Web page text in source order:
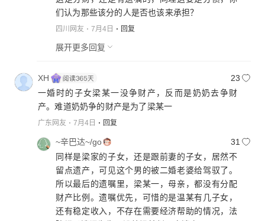
们认为那些该分的人是否也该来承担？
四川网友 7月4日 回复
展开更多回复
XH
23
一婚时的子女梁某一没争财产，反而是奶奶去争财
产。难道奶奶争的财产是为了梁某一
广东网友 7月4日 回复
~辛巴达~/go
31
同样是梁家的子女，还是跟前妻的子女，居然不
留点遗产，可见这个男的被二婚老婆给驾驭了。
所以最后的遗嘱里，梁某一，母亲，都没有分配
财产比例。遗嘱优先，可惜的是温某有几子女，
还有稳定收入，不存在需要经济帮助的情况，法